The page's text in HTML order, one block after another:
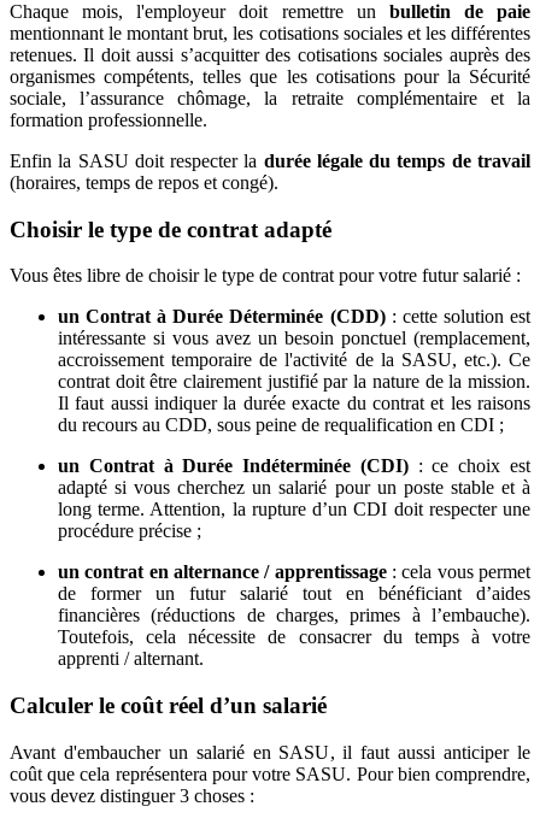
Chaque mois, l'employeur doit remettre un bulletin de paie
mentionnant le montant brut, les cotisations sociales et les différentes
retenues. Il doit aussi s’acquitter des cotisations sociales auprès des
organismes compétents, telles que les cotisations pour la Sécurité
sociale, l’assurance chômage, la retraite complémentaire et la
formation professionnelle.
Enfin la SASU doit respecter la durée légale du temps de travail
(horaires, temps de repos et congé).
Choisir le type de contrat adapté
Vous êtes libre de choisir le type de contrat pour votre futur salarié :
un Contrat à Durée Déterminée (CDD) : cette solution est
intéressante si vous avez un besoin ponctuel (remplacement,
accroissement temporaire de l'activité de la SASU, etc.). Ce
contrat doit être clairement justifié par la nature de la mission.
Il faut aussi indiquer la durée exacte du contrat et les raisons
du recours au CDD, sous peine de requalification en CDI ;
un Contrat à Durée Indéterminée (CDI) : ce choix est
adapté si vous cherchez un salarié pour un poste stable et à
long terme. Attention, la rupture d’un CDI doit respecter une
procédure précise ;
un contrat en alternance / apprentissage: cela vous permet
de former un futur salarié tout en bénéficiant d’aides
financières (réductions de charges, primes à l’embauche).
Toutefois, cela nécessite de consacrer du temps à votre
apprenti / alternant.
Calculer le coût réel d’un salarié
Avant d'embaucher un salarié en SASU, il faut aussi anticiper le
coût que cela représentera pour votre SASU. Pour bien comprendre,
vous devez distinguer 3 choses :